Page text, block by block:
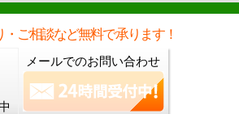
ご相談など無料で承ります！
メールでのお問い合わせ
まで受付中]